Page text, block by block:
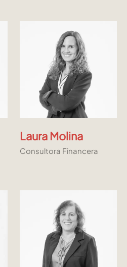
Laura Molina
Consultora Financera
POLÍTICA DE PRIVACITAT